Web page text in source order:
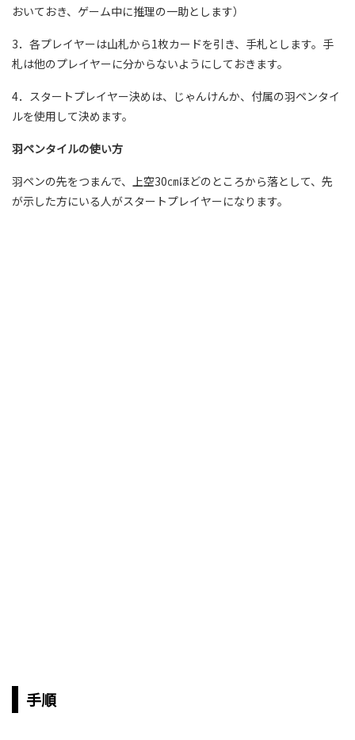
おいておき、ゲーム中に推理の一助とします）
3．各プレイヤーは山札から1枚カードを引き、手札とします。手
札は他のプレイヤーに分からないようにしておきます。
4．スタートプレイヤー決めは、じゃんけんか、付属の羽ペンタイ
ルを使用して決めます。
羽ペンタイルの使い方
羽ペンの先をつまんで、上空30㎝ほどのところから落として、先
が示した方にいる人がスタートプレイヤーになります。
手順